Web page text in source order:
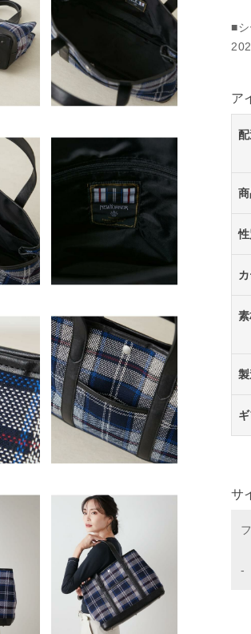
■シ
ア
サ
-